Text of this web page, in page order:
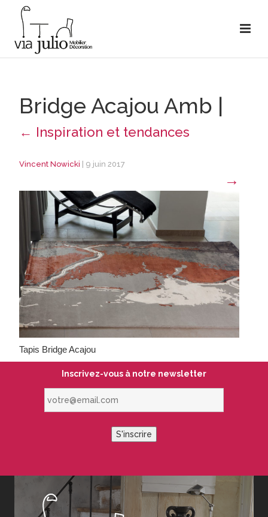
Bridge Acajou Amb |
← Inspiration et tendances
Vincent Nowicki 9 juin 2017
→
Tapis Bridge Acajou
Inscrivez-vous à notre newsletter
S'inscrire